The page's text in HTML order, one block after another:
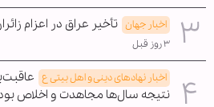
اخبار جهان تأخیر عراق در اعزام
۳ روز قبل
اخبار نهادهای دینی و اهل بیتی ع
نتیجه سال‌ها مجاهدت و اخلاص